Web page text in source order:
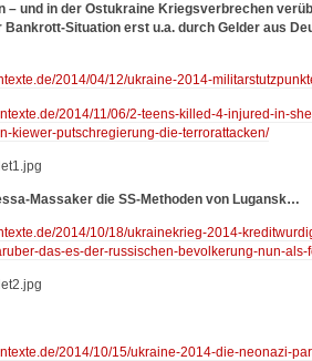
– und in der Ostukraine Kriegsverbrechen
Situation erst u.a. durch Gelder aus
2014/04/12/ukraine-2014-
2014/11/06/2-teens-killed-4-injured-in-
kiewer-putschregierung-die-terrorattacken/
Massaker die SS-Methoden von Lugansk…
2014/10/18/ukrainekrieg-2014-
das-es-der-russischen-bevolkerung-nun-
2014/10/15/ukraine-2014-die-neonazi-